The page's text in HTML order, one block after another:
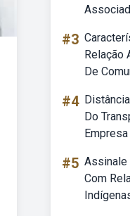
#3
Relação
De
#4
Do
#5 Assinale
Com